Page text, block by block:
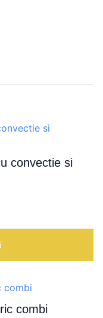
convectie si
combi